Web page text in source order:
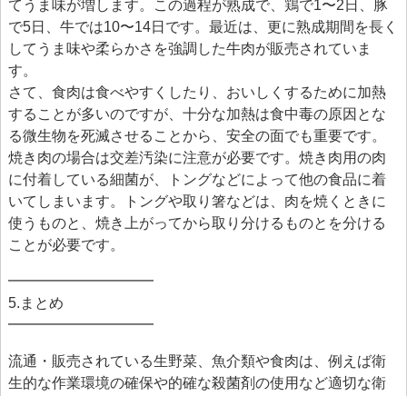
てうま味が増します。この過程が熟成で、鶏で1〜2日、豚
で5日、牛では10〜14日です。最近は、更に熟成期間を長く
してうま味や柔らかさを強調した牛肉が販売されていま
す。
さて、食肉は食べやすくしたり、おいしくするために加熱
することが多いのですが、十分な加熱は食中毒の原因とな
る微生物を死滅させることから、安全の面でも重要です。
焼き肉の場合は交差汚染に注意が必要です。焼き肉用の肉
に付着している細菌が、トングなどによって他の食品に着
いてしまいます。トングや取り箸などは、肉を焼くときに
使うものと、焼き上がってから取り分けるものとを分ける
ことが必要です。
━━━━━━━━━━
5.まとめ
━━━━━━━━━━
流通・販売されている生野菜、魚介類や食肉は、例えば衛
生的な作業環境の確保や的確な殺菌剤の使用など適切な衛